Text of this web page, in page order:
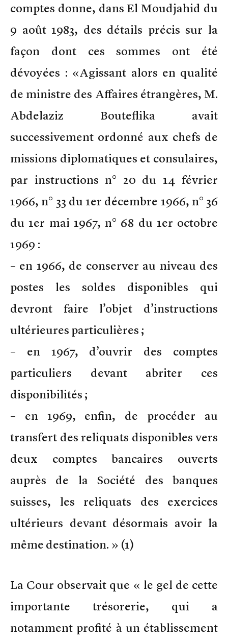
comptes donne, dans El Moudjahid du
9 août 1983, des détails précis sur la
façon dont ces sommes ont été
dévoyées : «Agissant alors en qualité
de ministre des Affaires étrangères, M.
Abdelaziz Bouteflika avait
successivement ordonné aux chefs de
missions diplomatiques et consulaires,
par instructions n° 20 du 14 février
1966, n° 33 du 1er décembre 1966, n° 36
du 1er mai 1967, n° 68 du 1er octobre
1969 :
– en 1966, de conserver au niveau des
postes les soldes disponibles qui
devront faire l’objet d’instructions
ultérieures particulières ;
– en 1967, d’ouvrir des comptes
particuliers devant abriter ces
disponibilités ;
– en 1969, enfin, de procéder au
transfert des reliquats disponibles vers
deux comptes bancaires ouverts
auprès de la Société des banques
suisses, les reliquats des exercices
ultérieurs devant désormais avoir la
même destination. » (1)
La Cour observait que « le gel de cette
importante trésorerie, qui a
notamment profité à un établissement